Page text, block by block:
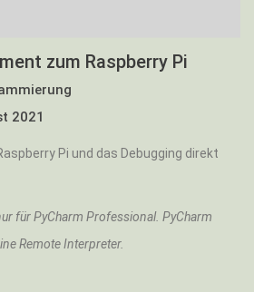
zum Raspberry Pi
2021
Pi und das Debugging direkt
für PyCharm Professional. PyCharm
Remote Interpreter.